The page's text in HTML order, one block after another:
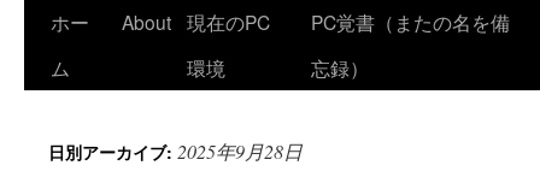
ホー
ム
About 現在のPC
環境
PC覚書（またの名を備
忘録）
日別アーカイブ: 2025年9月28日